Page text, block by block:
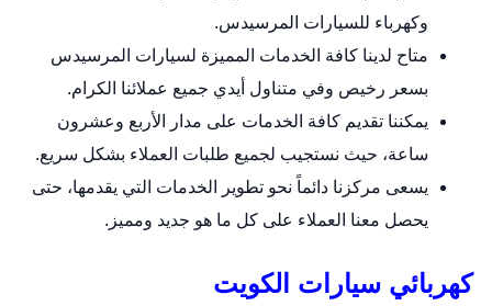
وكهرباء للسيارات المرسيدس.
متاح لدينا كافة الخدمات المميزة لسيارات المرسيدس
بسعر رخيص وفي متناول أيدي جميع عملائنا الكرام.
يمكننا تقديم كافة الخدمات على مدار الأربع وعشرون
ساعة، حيث نستجيب لجميع طلبات العملاء بشكل سريع.
يسعى مركزنا دائماً نحو تطوير الخدمات التي يقدمها، حتى
يحصل معنا العملاء على كل ما هو جديد ومميز.
كهربائي سيارات الكويت